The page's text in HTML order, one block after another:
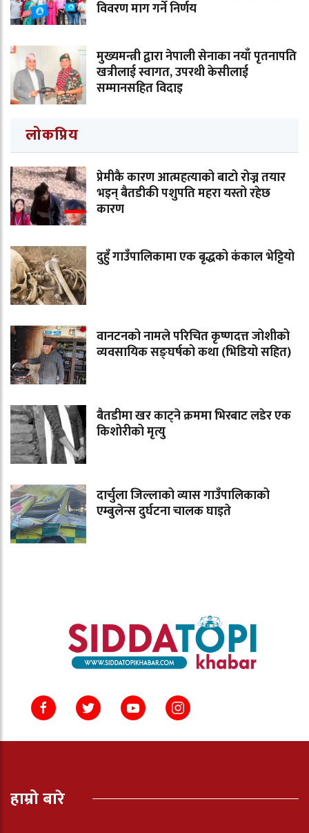
विवरण माग गर्ने निर्णय
मुख्यमन्त्री द्वारा नेपाली सेनाका नयाँ पृतनापति
खत्रीलाई स्वागत, उपरथी केसीलाई
सम्मानसहित विदाइ
लोकप्रिय
प्रेमीकै कारण आत्महत्याको बाटो रोज्न तयार
भइन् बैतडीकी पशुपति महरा यस्तो रहेछ
कारण
दुहुँ गाउँपालिकामा एक बृद्धको कंकाल भेट्टियो
वानटनको नामले परिचित कृष्णदत्त जोशीको
व्यवसायिक सङ्घर्षको कथा (भिडियो सहित)
बैतडीमा खर काट्ने क्रममा भिरबाट लडेर एक
किशोरीको मृत्यु
दार्चुला जिल्लाको व्यास गाउँपालिकाको
एम्बुलेन्स दुर्घटना चालक घाइते
हाम्रो बारे